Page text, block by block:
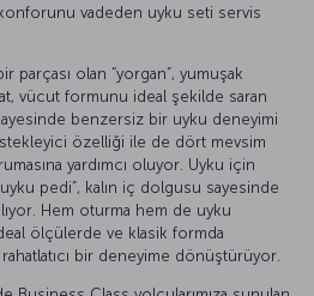
vadeden uyku seti servis
parçası olan “yorgan”, yumuşak
vücut formunu ideal şekilde saran
benzersiz bir uyku deneyimi
özelliği ile de dört mevsim
yardımcı oluyor. Uyku için
pedi”, kalın iç dolgusu sayesinde
Hem oturma hem de uyku
ölçülerde ve klasik formda
rahatlatıcı bir deneyime dönüştürüyor.